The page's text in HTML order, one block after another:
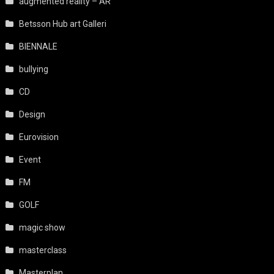
Betsson Hub art Galleri
BIENNALE
bullying
CD
Design
Eurovision
Event
FM
GOLF
magic show
masterclass